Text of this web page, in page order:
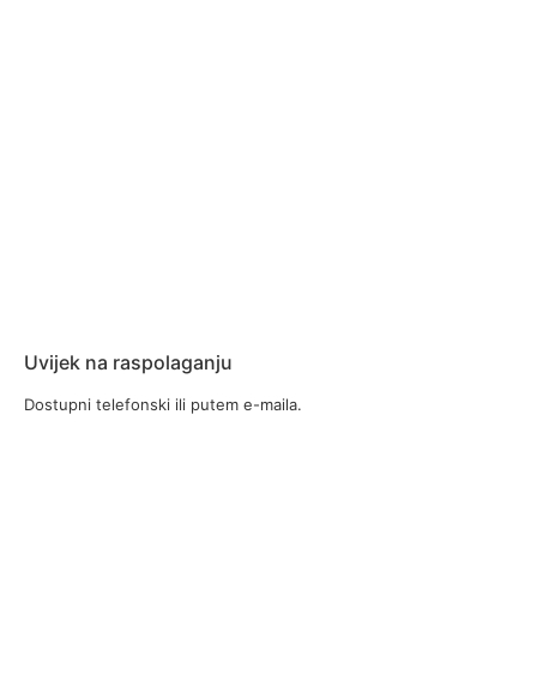
Uvijek na raspolaganju
Dostupni telefonski ili putem e-maila.